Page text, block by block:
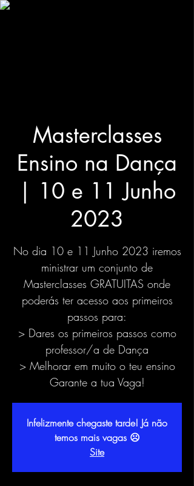
Masterclasses
Ensino na Dança
| 10 e 11 Junho
2023
No dia 10 e 11 Junho 2023 iremos
ministrar um conjunto de
Masterclasses GRATUITAS onde
poderás ter acesso aos primeiros
passos para:
> Dares os primeiros passos como
professor/a de Dança
> Melhorar em muito o teu ensino
Garante a tua Vaga!
Infelizmente chegaste tarde! Já não
temos mais vagas ☹
Site